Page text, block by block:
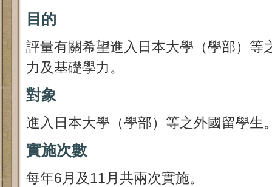
目的
評量有關希望進入日本大學（學部）等
力及基礎學力。
對象
進入日本大學（學部）等之外國留學生
實施次數
每年6月及11月共兩次實施。